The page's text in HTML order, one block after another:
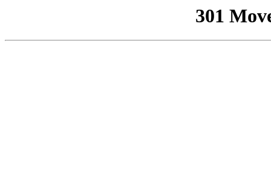
301